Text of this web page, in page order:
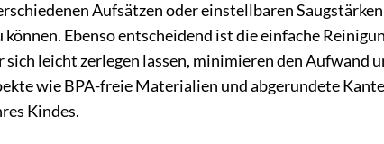
Aufsätzen oder einstellbaren
Ebenso entscheidend ist die einfache
leicht zerlegen lassen, minimieren den Aufwand
wie BPA-freie Materialien und abgerundete
Kindes.